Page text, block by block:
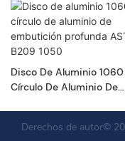
Disco De Aluminio
Círculo De Aluminio De
Derechos de autor©